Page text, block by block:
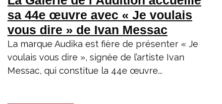
sa 44e œuvre avec « Je voulais
vous dire » de Ivan Messac
La marque Audika est fière de présenter « Je
voulais vous dire », signée de l’artiste Ivan
Messac, qui constitue la 44e œuvre...